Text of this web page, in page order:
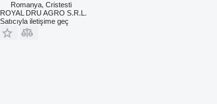
Romanya, Cristesti
ROYAL DRU AGRO S.R.L.
Satıcıyla iletişime geç